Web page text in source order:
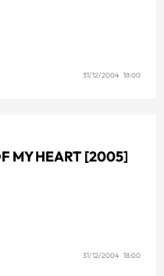
31/12/2004 18:00
MY HEART [2005]
31/12/2004 18:00